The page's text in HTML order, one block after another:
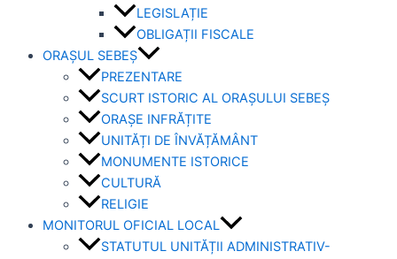
LEGISLAȚIE
OBLIGAȚII FISCALE
ORAȘUL SEBEȘ
PREZENTARE
SCURT ISTORIC AL ORAȘULUI SEBEȘ
ORAȘE INFRĂȚITE
UNITĂȚI DE ÎNVĂȚĂMÂNT
MONUMENTE ISTORICE
CULTURĂ
RELIGIE
MONITORUL OFICIAL LOCAL
STATUTUL UNITĂȚII ADMINISTRATIV-